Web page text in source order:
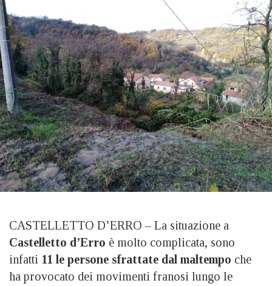
CASTELLETTO D’ERRO – La situazione a
Castelletto d’Erro è molto complicata, sono
infatti 11 le persone sfrattate dal maltempo che
ha provocato dei movimenti franosi lungo le